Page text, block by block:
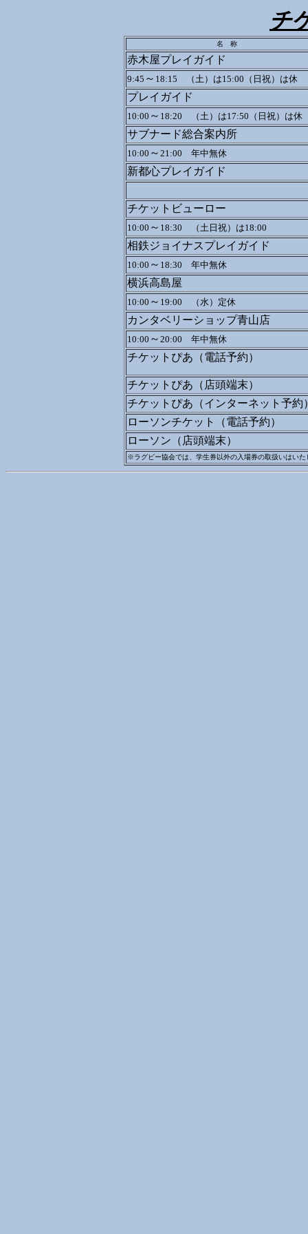
チ
名 称
赤木屋プレイガイド
9:45 ～ 18:15 （土）は15:00（日祝）は休
プレイガイド
10:00 ～ 18:20 （土）は17:50（日祝）は休
サブナード総合案内所
10:00 ～ 21:00 年中無休
新都心プレイガイド
チケットビューロー
10:00 ～ 18:30 （土日祝）は18:00
相鉄ジョイナスプレイガイド
10:00 ～ 18:30 年中無休
横浜高島屋
10:00 ～ 19:00 （水）定休
カンタベリーショップ青山店
10:00 ～ 20:00 年中無休
チケットぴあ（電話予約）
チケットぴあ（店頭端末）
チケットぴあ（インターネット予約
ローソンチケット（電話予約）
ローソン（店頭端末）
※ラグビー協会では、学生券以外の入場券の取扱いはい